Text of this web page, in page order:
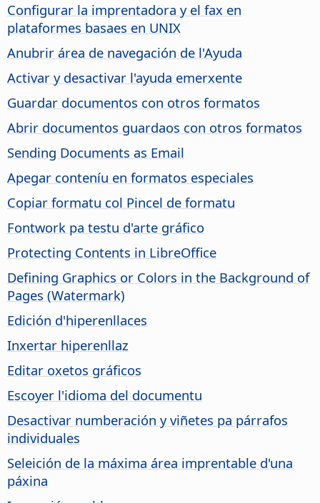
Configurar la imprentadora y el fax en
plataformes basaes en UNIX
Anubrir área de navegación de l'Ayuda
Activar y desactivar l'ayuda emerxente
Guardar documentos con otros formatos
Abrir documentos guardaos con otros formatos
Sending Documents as Email
Apegar conteníu en formatos especiales
Copiar formatu col Pincel de formatu
Fontwork pa testu d'arte gráfico
Protecting Contents in LibreOffice
Defining Graphics or Colors in the Background of
Pages (Watermark)
Edición d'hiperenllaces
Inxertar hiperenllaz
Editar oxetos gráficos
Escoyer l'idioma del documentu
Desactivar numberación y viñetes pa párrafos
individuales
Seleición de la máxima área imprentable d'una
páxina